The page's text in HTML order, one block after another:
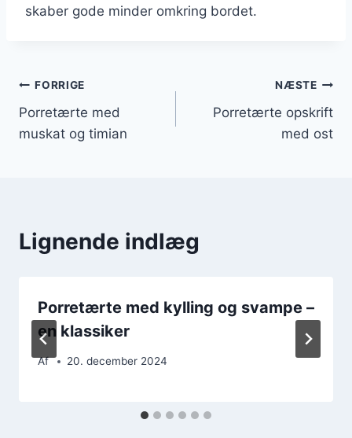
skaber gode minder omkring bordet.
Indlægsnavigation
FORRIGE
Porretærte med
muskat og timian
NÆSTE
Porretærte opskrift
med ost
Lignende indlæg
Porretærte med kylling og svampe –
en klassiker
Af 20. december 2024